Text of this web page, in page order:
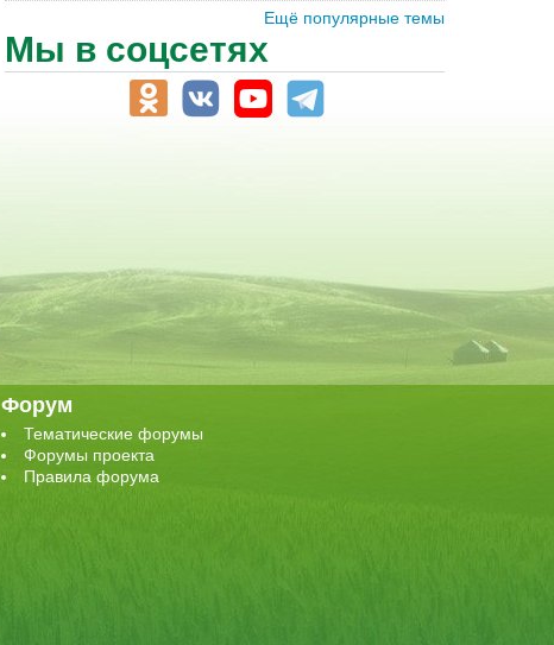
Ещё популярные темы
Мы в соцсетях
Форум
Тематические форумы
Форумы проекта
Правила форума